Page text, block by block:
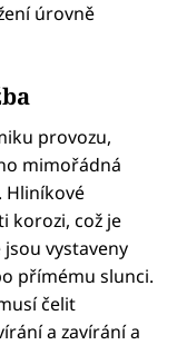
úrovně
provozu,
mimořádná
Hliníkové
korozi, což je
vystaveny
přímému slunci.
čelit
a zavírání a